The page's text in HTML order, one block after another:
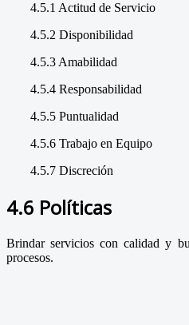
4.5.1 Actitud de Servicio
4.5.2 Disponibilidad
4.5.3 Amabilidad
4.5.4 Responsabilidad
4.5.5 Puntualidad
4.5.6 Trabajo en Equipo
4.5.7 Discreción
4.6 Políticas
Brindar servicios con calidad y
procesos.